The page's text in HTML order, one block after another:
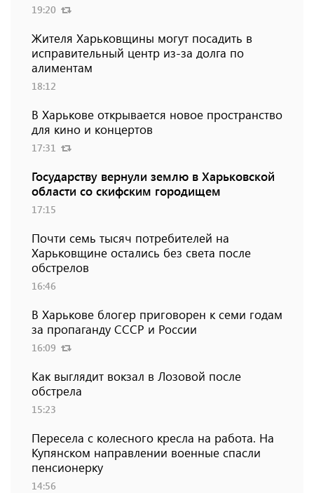
19:20
Жителя Харьковщины могут посадить в
исправительный центр из-за долга по
алиментам
18:12
В Харькове открывается новое пространство
для кино и концертов
17:31
Государству вернули землю в Харьковской
области со скифским городищем
17:15
Почти семь тысяч потребителей на
Харьковщине остались без света после
обстрелов
16:46
В Харькове блогер приговорен к семи годам
за пропаганду СССР и России
16:09
Как выглядит вокзал в Лозовой после
обстрела
15:23
Пересела с колесного кресла на работа. На
Купянском направлении военные спасли
пенсионерку
14:56